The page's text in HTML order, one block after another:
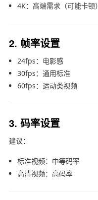
4K：高端需求（可能卡顿）
2. 帧率设置
24fps：电影感
30fps：通用标准
60fps：运动类视频
3. 码率设置
建议：
标准视频：中等码率
高清视频：高码率